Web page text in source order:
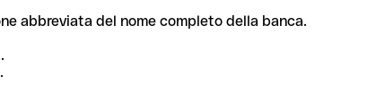
abbreviata del nome completo della banca.